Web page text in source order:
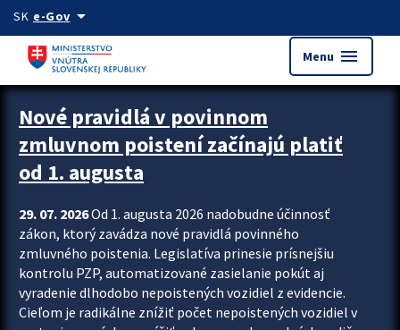
Preskocit na hlavný obsah
SK e-Govarrow_drop_down
Menu menu
Zastavit automatický posun upútavok
Nové pravidlá v povinnom
zmluvnom poistení začínajú platiť
od 1. augusta
29. 07. 2026Od 1. augusta 2026 nadobudne účinnosť
zákon, ktorý zavádza nové pravidlá povinného
zmluvného poistenia. Legislatíva prinesie prísnejšiu
kontrolu PZP, automatizované zasielanie pokút aj
vyradenie dlhodobo nepoistených vozidiel z evidencie.
Cieľom je radikálne znížiť počet nepoistených vozidiel v